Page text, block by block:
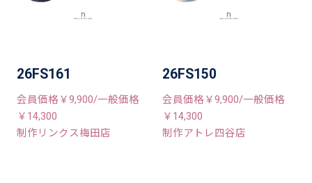
26FS161
会員価格￥9,900/一般価格
￥14,300
制作リンクス梅田店
26FS150
会員価格￥9,900/一般価格
￥14,300
制作アトレ四谷店